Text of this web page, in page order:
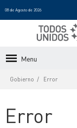
08 de Agosto de 2026
Menu
Gobierno Error
Error